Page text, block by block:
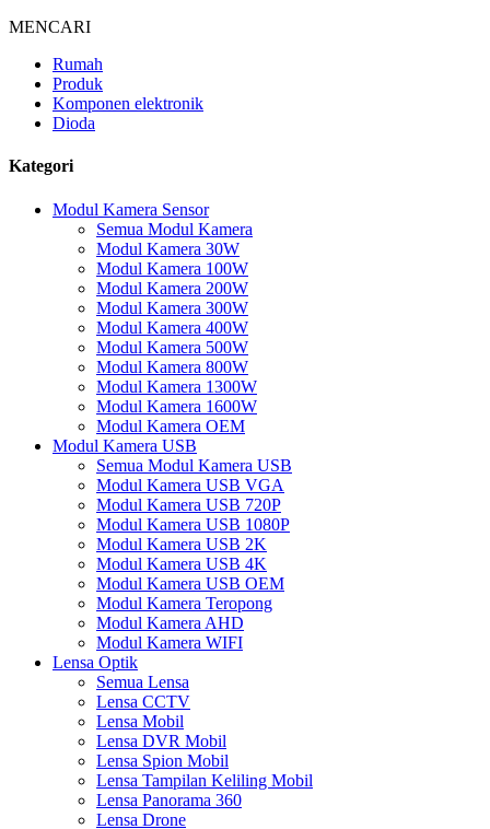
MENCARI
Rumah
Produk
Komponen elektronik
Dioda
Kategori
Modul Kamera Sensor
Semua Modul Kamera
Modul Kamera 30W
Modul Kamera 100W
Modul Kamera 200W
Modul Kamera 300W
Modul Kamera 400W
Modul Kamera 500W
Modul Kamera 800W
Modul Kamera 1300W
Modul Kamera 1600W
Modul Kamera OEM
Modul Kamera USB
Semua Modul Kamera USB
Modul Kamera USB VGA
Modul Kamera USB 720P
Modul Kamera USB 1080P
Modul Kamera USB 2K
Modul Kamera USB 4K
Modul Kamera USB OEM
Modul Kamera Teropong
Modul Kamera AHD
Modul Kamera WIFI
Lensa Optik
Semua Lensa
Lensa CCTV
Lensa Mobil
Lensa DVR Mobil
Lensa Spion Mobil
Lensa Tampilan Keliling Mobil
Lensa Panorama 360
Lensa Drone